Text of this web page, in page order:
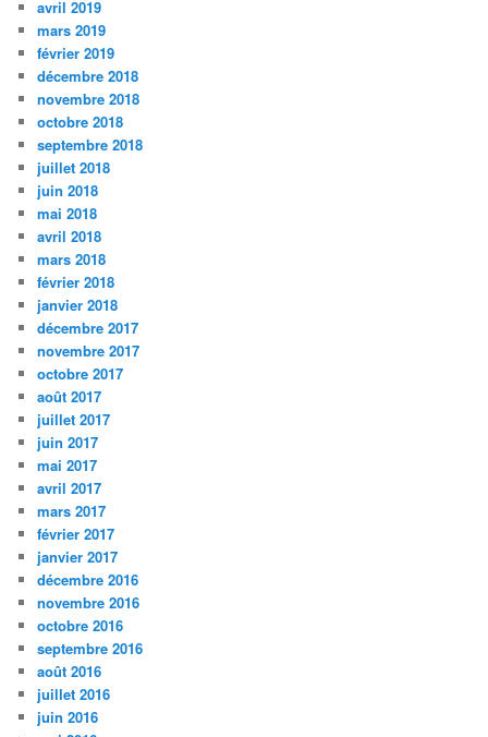
avril 2019
mars 2019
février 2019
décembre 2018
novembre 2018
octobre 2018
septembre 2018
juillet 2018
juin 2018
mai 2018
avril 2018
mars 2018
février 2018
janvier 2018
décembre 2017
novembre 2017
octobre 2017
août 2017
juillet 2017
juin 2017
mai 2017
avril 2017
mars 2017
février 2017
janvier 2017
décembre 2016
novembre 2016
octobre 2016
septembre 2016
août 2016
juillet 2016
juin 2016